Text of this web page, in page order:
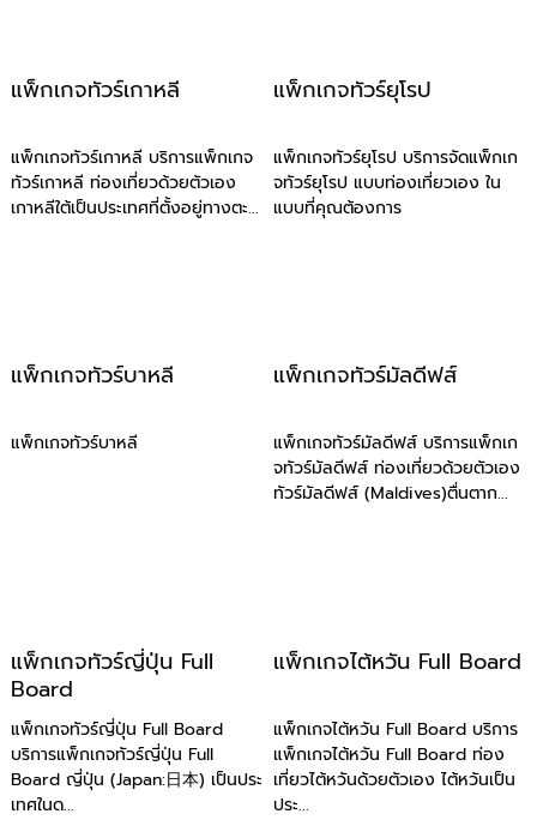
แพ็กเกจทัวร์เกาหลี
แพ็กเกจทัวร์เกาหลี บริการแพ็กเกจ
ทัวร์เกาหลี ท่องเที่ยวด้วยตัวเอง
เกาหลีใต้เป็นประเทศที่ตั้งอยู่ทางตะ...
แพ็กเกจทัวร์ยุโรป
แพ็กเกจทัวร์ยุโรป บริการจัดแพ็กเก
จทัวร์ยุโรป แบบท่องเที่ยวเอง ใน
แบบที่คุณต้องการ
แพ็กเกจทัวร์บาหลี
แพ็กเกจทัวร์บาหลี
แพ็กเกจทัวร์มัลดีฟส์
แพ็กเกจทัวร์มัลดีฟส์ บริการแพ็กเก
จทัวร์มัลดีฟส์ ท่องเที่ยวด้วยตัวเอง
ทัวร์มัลดีฟส์ (Maldives)ตื่นตาก...
แพ็กเกจทัวร์ญี่ปุ่น Full
Board
แพ็กเกจทัวร์ญี่ปุ่น Full Board
บริการแพ็กเกจทัวร์ญี่ปุ่น Full
Board ญี่ปุ่น (Japan:日本) เป็นประ
เทศในด...
แพ็กเกจไต้หวัน Full Board
แพ็กเกจไต้หวัน Full Board บริการ
แพ็กเกจไต้หวัน Full Board ท่อง
เที่ยวไต้หวันด้วยตัวเอง ไต้หวันเป็น
ประ...